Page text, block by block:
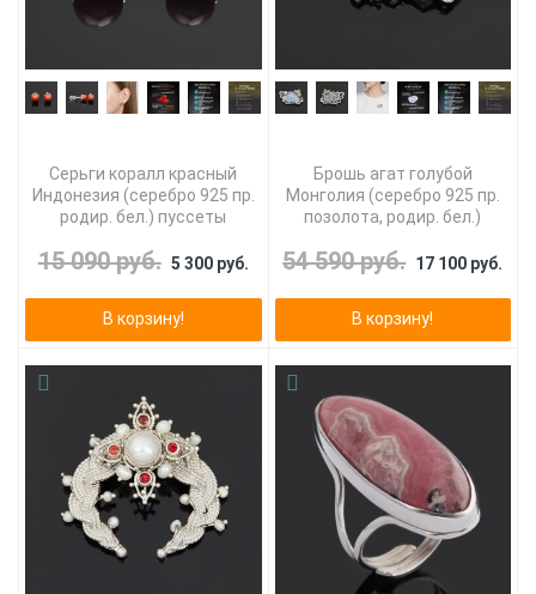
Серьги коралл красный
Индонезия (серебро 925 пр.
родир. бел.) пуссеты
15 090 руб. 5 300 руб.
В корзину!
Брошь агат голубой
Монголия (серебро 925 пр.
позолота, родир. бел.)
54 590 руб. 17 100 руб.
В корзину!